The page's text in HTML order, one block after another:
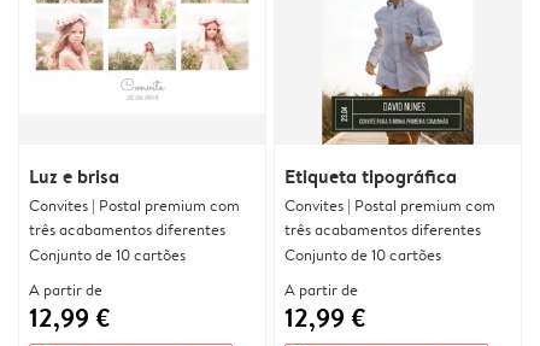
Luz e brisa
Convites | Postal premium com
três acabamentos diferentes
Conjunto de 10 cartões
A partir de
12,99 €
Etiqueta tipográfica
Convites | Postal premium com
três acabamentos diferentes
Conjunto de 10 cartões
A partir de
12,99 €